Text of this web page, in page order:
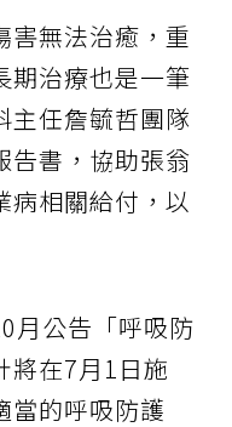
害無法治癒，重
期治療也是一筆
主任詹毓哲團隊
告書，協助張翁
病相關給付，以
月公告「呼吸防
將在7月1日施
當的呼吸防護